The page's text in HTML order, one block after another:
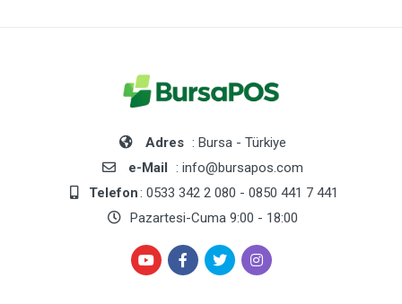
Adres : Bursa - Türkiye
e-Mail : info@bursapos.com
Telefon: 0533 342 2 080 - 0850 441 7 441
Pazartesi-Cuma 9:00 - 18:00